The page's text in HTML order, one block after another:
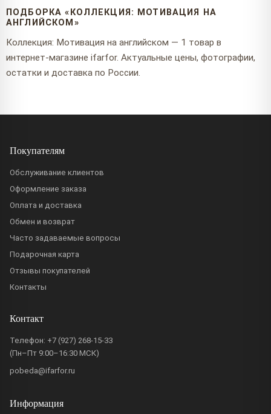
ПОДБОРКА «КОЛЛЕКЦИЯ: МОТИВАЦИЯ НА
АНГЛИЙСКОМ»
Коллекция: Мотивация на английском — 1 товар в
интернет-магазине ifarfor. Актуальные цены, фотографии,
остатки и доставка по России.
Покупателям
Обслуживание клиентов
Оформление заказа
Оплата и доставка
Обмен и возврат
Часто задаваемые вопросы
Подарочная карта
Отзывы покупателей
Контакты
Контакт
Телефон: +7 (927) 268-15-33
(Пн–Пт 9:00–16:30 МСК)
pobeda@ifarfor.ru
Информация